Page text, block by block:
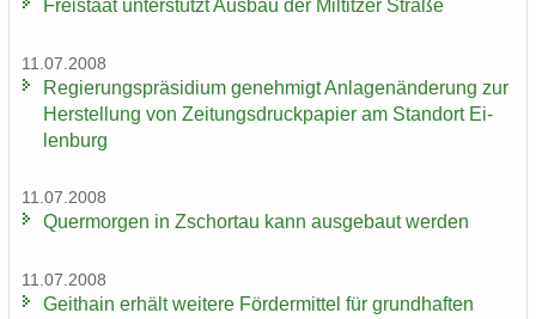
Frei­staat un­ter­stützt Aus­bau der Mil­tit­zer Stra­ße
11.07.2008
Re­gie­rungs­prä­si­di­um ge­neh­migt An­la­gen­än­de­rung zur
Her­stel­lung von Zei­tungs­druck­pa­pier am Stand­ort Ei­
len­burg
11.07.2008
Quer­mor­gen in Zschor­tau kann aus­ge­baut wer­den
11.07.2008
Geit­hain er­hält wei­te­re För­der­mit­tel für grund­haf­ten